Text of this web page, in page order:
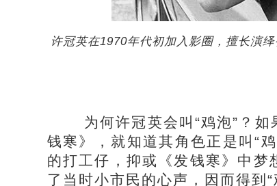
许冠英在1970年代初加入影圈，擅长演
为何许冠英会叫“鸡泡”？如
钱寒》，就知道其角色正是叫“
的打工仔，抑或《发钱寒》中梦
了当时小市民的心声，因而得到“